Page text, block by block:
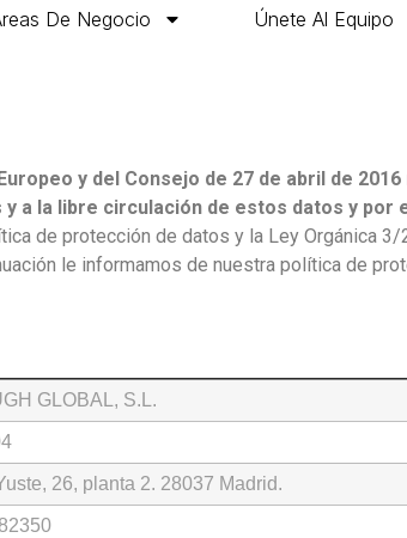
De Negocio Únete Al Equipo
y del Consejo de 27 de abril de
a la libre circulación de estos datos y por
de protección de datos y la Ley Orgánica
le informamos de nuestra política de
GLOBAL, S.L.
26, planta 2. 28037 Madrid.